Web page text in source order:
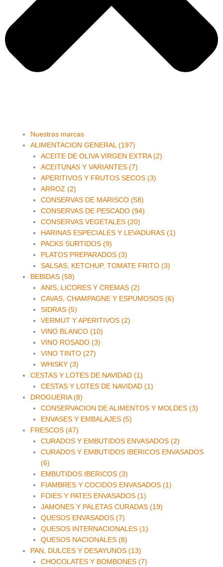
Main
Menu
Nuestras marcas
ALIMENTACION GENERAL (197)
ACEITE DE OLIVA VIRGEN EXTRA (2)
ACEITUNAS Y VARIANTES (7)
APERITIVOS Y FRUTOS SECOS (3)
ARROZ (2)
CONSERVAS DE MARISCO (58)
CONSERVAS DE PESCADO (94)
CONSERVAS VEGETALES (20)
HARINAS ESPECIALES Y LEVADURAS (1)
PACKS SURTIDOS (9)
PLATOS PREPARADOS (3)
SALSAS, KETCHUP, TOMATE FRITO (3)
BEBIDAS (58)
ANIS, LICORES Y CREMAS (2)
CAVAS, CHAMPAGNE Y ESPUMOSOS (6)
SIDRAS (5)
VERMUT Y APERITIVOS (2)
VINO BLANCO (10)
VINO ROSADO (3)
VINO TINTO (27)
WHISKY (3)
CESTAS Y LOTES DE NAVIDAD (1)
CESTAS Y LOTES DE NAVIDAD (1)
DROGUERIA (8)
CONSERVACION DE ALIMENTOS Y MOLDES (3)
ENVASES Y EMBALAJES (5)
FRESCOS (47)
CURADOS Y EMBUTIDOS ENVASADOS (2)
CURADOS Y EMBUTIDOS IBERICOS ENVASADOS
(6)
EMBUTIDOS IBERICOS (3)
FIAMBRES Y COCIDOS ENVASADOS (1)
FOIES Y PATES ENVASADOS (1)
JAMONES Y PALETAS CURADAS (19)
QUESOS ENVASADOS (7)
QUESOS INTERNACIONALES (1)
QUESOS NACIONALES (8)
PAN, DULCES Y DESAYUNOS (13)
CHOCOLATES Y BOMBONES (7)